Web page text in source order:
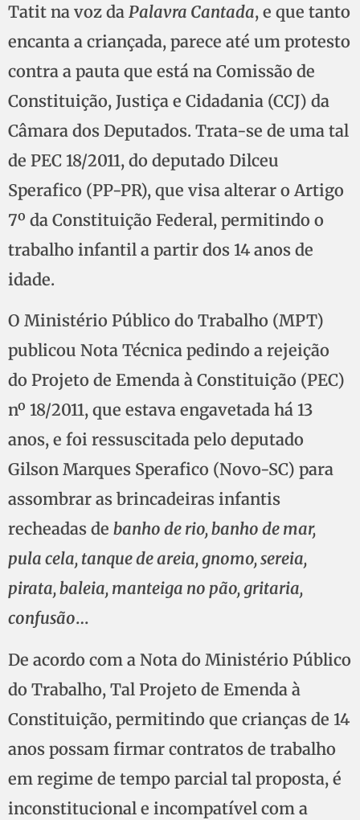
Tatit na voz da Palavra Cantada, e que tanto
encanta a criançada, parece até um protesto
contra a pauta que está na Comissão de
Constituição, Justiça e Cidadania (CCJ) da
Câmara dos Deputados. Trata-se de uma tal
de PEC 18/2011, do deputado Dilceu
Sperafico (PP-PR), que visa alterar o Artigo
7º da Constituição Federal, permitindo o
trabalho infantil a partir dos 14 anos de
idade.
O Ministério Público do Trabalho (MPT)
publicou Nota Técnica pedindo a rejeição
do Projeto de Emenda à Constituição (PEC)
nº 18/2011, que estava engavetada há 13
anos, e foi ressuscitada pelo deputado
Gilson Marques Sperafico (Novo-SC) para
assombrar as brincadeiras infantis
recheadas de banho de rio, banho de mar,
pula cela, tanque de areia, gnomo, sereia,
pirata, baleia, manteiga no pão, gritaria,
confusão…
De acordo com a Nota do Ministério Público
do Trabalho, Tal Projeto de Emenda à
Constituição, permitindo que crianças de 14
anos possam firmar contratos de trabalho
em regime de tempo parcial tal proposta, é
inconstitucional e incompatível com a